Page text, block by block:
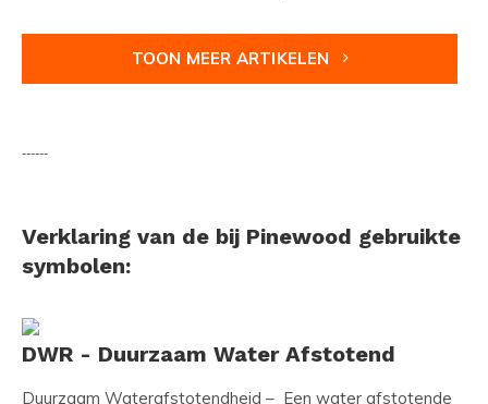
TOON MEER ARTIKELEN
------
Verklaring van de bij Pinewood gebruikte
symbolen:
DWR - Duurzaam Water Afstotend
Duurzaam Waterafstotendheid – Een water afstotende